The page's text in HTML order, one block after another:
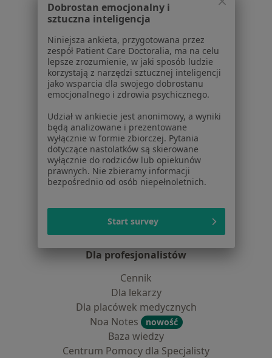
Dostępność
O nas
Praca Rekrutujemy!
Partnerzy
Centrum prasowe
Kontakt
Lekarze
Placówki medyczne
Pytania i odpowiedzi
Usługi i zabiegi
Choroby
Aplikacje mobilne
Blog dla pacjentów
Dla profesjonalistów
Cennik
Dla lekarzy
Dla placówek medycznych
Noa Notes
nowość
Baza wiedzy
Centrum Pomocy dla Specjalisty
Dobrostan emocjonalny i
sztuczna inteligencja
Niniejsza ankieta, przygotowana przez
zespół Patient Care Doctoralia, ma na celu
lepsze zrozumienie, w jaki sposób ludzie
korzystają z narzędzi sztucznej inteligencji
jako wsparcia dla swojego dobrostanu
emocjonalnego i zdrowia psychicznego.
Udział w ankiecie jest anonimowy, a wyniki
będą analizowane i prezentowane
wyłącznie w formie zbiorczej. Pytania
dotyczące nastolatków są skierowane
wyłącznie do rodziców lub opiekunów
prawnych. Nie zbieramy informacji
bezpośrednio od osób niepełnoletnich.
Start survey